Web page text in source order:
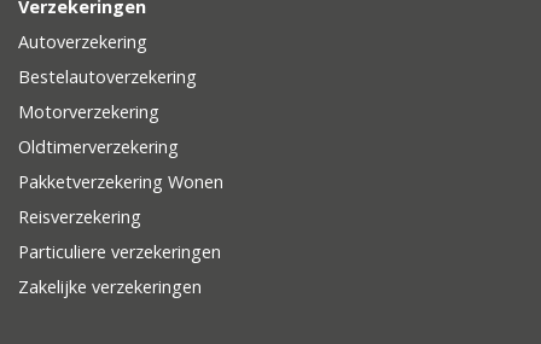
Verzekeringen
Autoverzekering
Bestelautoverzekering
Motorverzekering
Oldtimerverzekering
Pakketverzekering Wonen
Reisverzekering
Particuliere verzekeringen
Zakelijke verzekeringen